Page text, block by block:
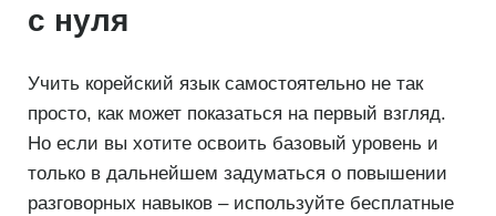
с нуля
Учить корейский язык самостоятельно не так
просто, как может показаться на первый взгляд.
Но если вы хотите освоить базовый уровень и
только в дальнейшем задуматься о повышении
разговорных навыков – используйте бесплатные